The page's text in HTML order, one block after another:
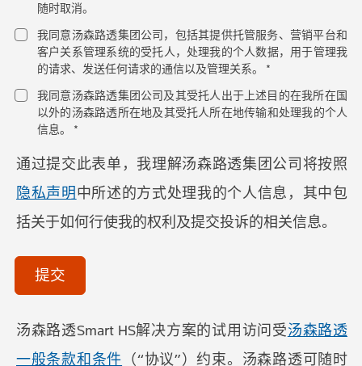
随时取消。
我同意汤森路透集团公司，包括其提供托管服务、营销平台和
客户关系管理系统的受托人，处理我的个人数据，用于管理我
的请求、发送任何请求的通信以及管理关系。 *
我同意汤森路透集团公司及其受托人出于上述目的在我所在国
以外的汤森路透所在地及其受托人所在地传输和处理我的个人
信息。 *
通过提交此表单，我理解汤森路透集团公司将按照
隐私声明中所述的方式处理我的个人信息，其中包
括关于如何行使我的权利及提交投诉的相关信息。
提交
汤森路透Smart HS解决方案的试用访问受汤森路透
一般条款和条件 （“协议”）约束。汤森路透可随时